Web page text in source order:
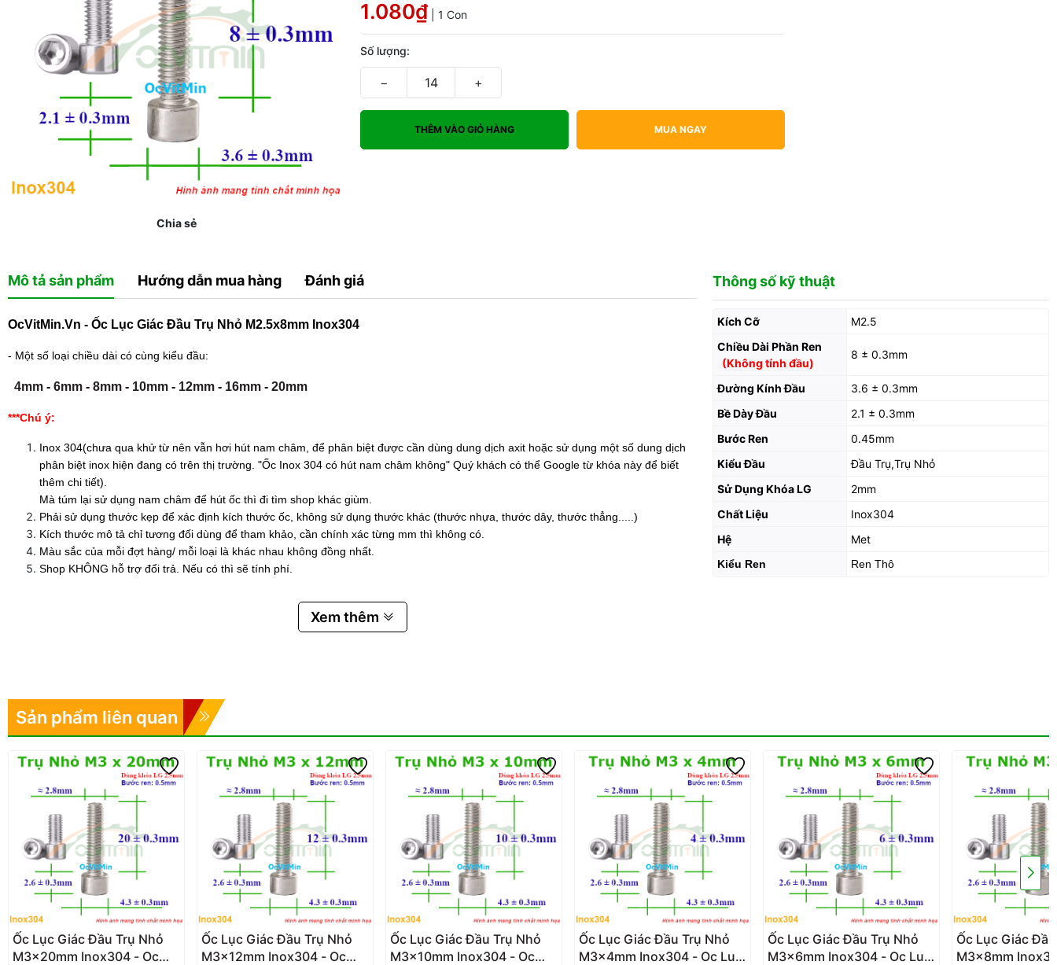
Chia sẻ
1.080₫ | 1 Con
Số lượng:
− +
THÊM VÀO GIỎ HÀNG MUA NGAY
Mô tả sản phẩm Hướng dẫn mua hàng Đánh giá
OcVitMin.Vn - Ốc Lục Giác Đầu Trụ Nhỏ M2.5x8mm Inox304
- Một số loại chiều dài có cùng kiểu đầu:
4mm - 6mm - 8mm - 10mm - 12mm - 16mm - 20mm
***Chú ý:
Inox 304(chưa qua khử từ nên vẫn hơi hút nam châm, để phân biệt được cần dùng dung dịch axit hoặc sử dụng một số dung dịch
phân biệt inox hiện đang có trên thị trường. "Ốc Inox 304 có hút nam châm không" Quý khách có thể Google từ khóa này để biết
thêm chi tiết).
Mà túm lại sử dụng nam châm để hút ốc thì đi tìm shop khác giùm.
Phải sử dụng thước kẹp để xác định kích thước ốc, không sử dụng thước khác (thước nhựa, thước dây, thước thẳng.....)
Kích thước mô tả chỉ tương đối dùng để tham khảo, cần chính xác từng mm thì không có.
Màu sắc của mỗi đợt hàng/ mỗi loại là khác nhau không đồng nhất.
Shop KHÔNG hỗ trợ đổi trả. Nếu có thì sẽ tính phí.
Xem thêm
Thông số kỹ thuật
Kích Cỡ
M2.5
Chiều Dài Phần Ren
(Không tính đầu)
8 ± 0.3mm
Đường Kính Đầu
3.6 ± 0.3mm
Bề Dày Đầu
2.1 ± 0.3mm
Bước Ren
0.45mm
Kiểu Đầu
Đầu Trụ,Trụ Nhỏ
Sử Dụng Khóa LG
2mm
Chất Liệu
Inox304
Hệ
Met
Kiểu Ren Ren Thô
Sản phẩm liên quan
Ốc Lục Giác Đầu Trụ Nhỏ
M3x20mm Inox304 - Oc
Ốc Lục Giác Đầu Trụ Nhỏ
M3x12mm Inox304 - Oc
Ốc Lục Giác Đầu Trụ Nhỏ
M3x10mm Inox304 - Oc
Ốc Lục Giác Đầu Trụ Nhỏ
M3x4mm Inox304 - Oc Luc
Ốc Lục Giác Đầu Trụ Nhỏ
M3x6mm Inox304 - Oc Luc
Ốc Lục Giác
M3x8mm